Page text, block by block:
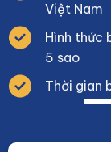
Việt Nam
Hình thức
5 sao
Thời gian